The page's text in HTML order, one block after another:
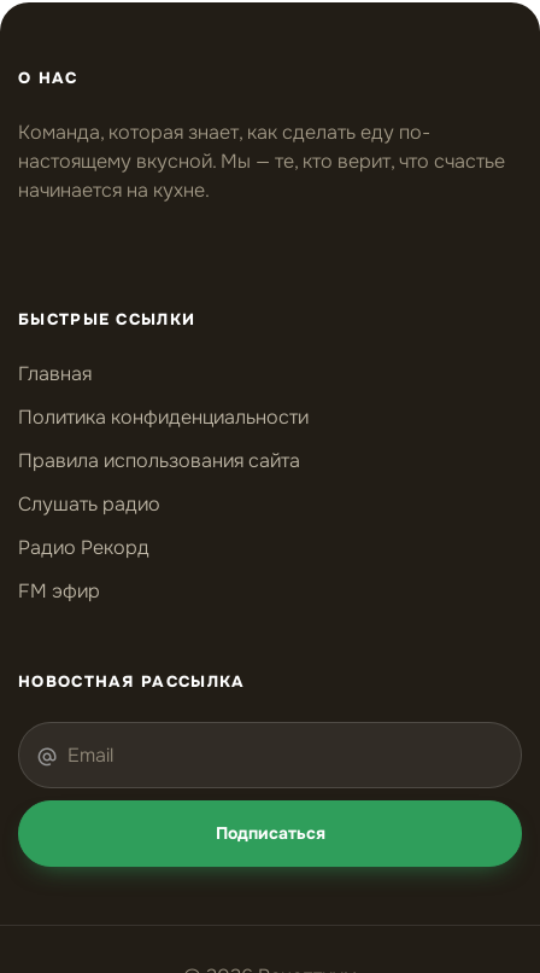
О НАС
Команда, которая знает, как сделать еду по-
настоящему вкусной. Мы — те, кто верит, что счастье
начинается на кухне.
БЫСТРЫЕ ССЫЛКИ
Главная
Политика конфиденциальности
Правила использования сайта
Слушать радио
Радио Рекорд
FM эфир
НОВОСТНАЯ РАССЫЛКА
Подписаться